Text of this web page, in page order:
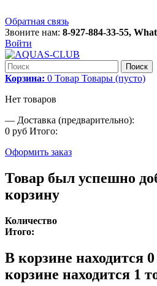
Обратная связь
Звоните нам: 8-927-884-33-55,
Войти
Поиск
Корзина: 0 Товар Товары (пусто)
Нет товаров
— Доставка (предварительно):
0 руб Итого:
Оформить заказ
Товар был успешно
корзину
Количество
Итого:
В корзине находится 0
корзине находится 1